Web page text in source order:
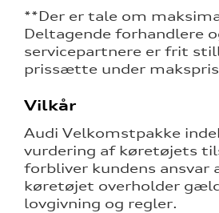
**Der er tale om
Deltagende forhandlere
servicepartnere er frit
prissætte under
Vilkår
Audi Velkomstpakke
vurdering af køretøjets
forbliver kundens ansvar
køretøjet overholder
lovgivning og regler.